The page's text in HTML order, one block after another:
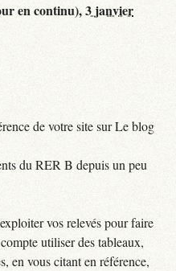
en continu),3 janvier
de votre site sur Le blog
du RER B depuis un peu
vos relevés pour faire
utiliser des tableaux,
en vous citant en référence,